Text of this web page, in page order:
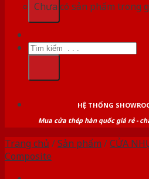
Chưa có sản phẩm trong
Tìm
kiếm:
HỆ THỐNG
Mua cửa thép hàn quốc giá rẻ -
Trang chủ /Sản phẩm /CỬA
Composite